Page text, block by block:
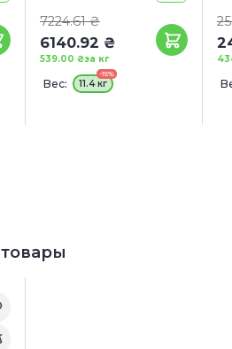
7224.61 ₴
6140.92 ₴
за кг
539.00 ₴
Вес:
-15%
11.4 кг